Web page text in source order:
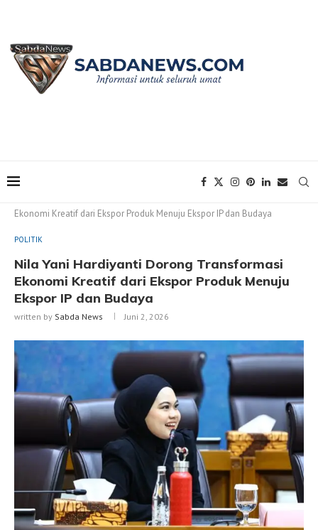
Ekonomi Kreatif dari Ekspor Produk Menuju Ekspor IP dan Budaya
POLITIK
Nila Yani Hardiyanti Dorong Transformasi
Ekonomi Kreatif dari Ekspor Produk Menuju
Ekspor IP dan Budaya
written by Sabda News Juni 2, 2026